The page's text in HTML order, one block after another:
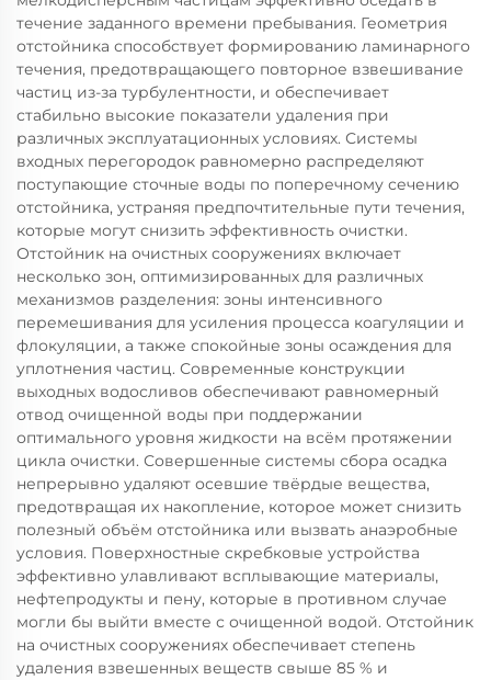
течение заданного времени пребывания. Геометрия
отстойника способствует формированию ламинарного
течения, предотвращающего повторное взвешивание
частиц из-за турбулентности, и обеспечивает
стабильно высокие показатели удаления при
различных эксплуатационных условиях. Системы
входных перегородок равномерно распределяют
поступающие сточные воды по поперечному сечению
отстойника, устраняя предпочтительные пути течения,
которые могут снизить эффективность очистки.
Отстойник на очистных сооружениях включает
несколько зон, оптимизированных для различных
механизмов разделения: зоны интенсивного
перемешивания для усиления процесса коагуляции и
флокуляции, а также спокойные зоны осаждения для
уплотнения частиц. Современные конструкции
выходных водосливов обеспечивают равномерный
отвод очищенной воды при поддержании
оптимального уровня жидкости на всём протяжении
цикла очистки. Совершенные системы сбора осадка
непрерывно удаляют осевшие твёрдые вещества,
предотвращая их накопление, которое может снизить
полезный объём отстойника или вызвать анаэробные
условия. Поверхностные скребковые устройства
эффективно улавливают всплывающие материалы,
нефтепродукты и пену, которые в противном случае
могли бы выйти вместе с очищенной водой. Отстойник
на очистных сооружениях обеспечивает степень
удаления взвешенных веществ свыше 85 % и